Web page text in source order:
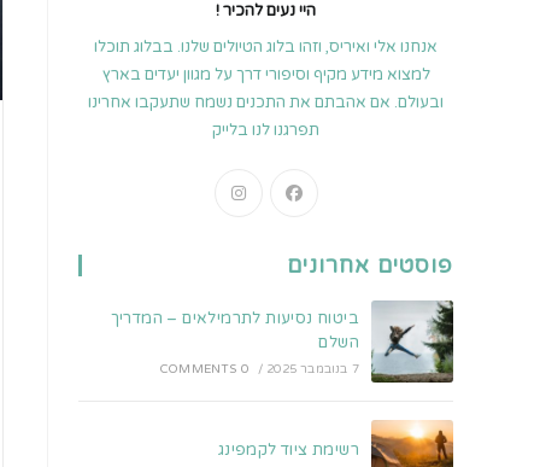
היי נעים להכיר !
אנחנו אלי ואיריס, וזהו בלוג הטיולים שלנו. בבלוג תוכלו
למצוא מידע מקיף וסיפורי דרך על מגוון יעדים בארץ
ובעולם. אם אהבתם את התכנים נשמח שתעקבו אחרינו
תפרגנו לנו בלייק
Opens
פוסטים אחרונים
ביטוח נסיעות לתרמילאים – המדריך
השלם
7 בנובמבר 2025 /
0 COMMENTS
רשימת ציוד לקמפינג